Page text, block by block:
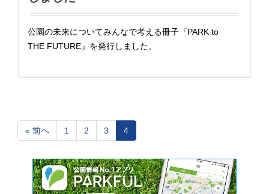
公園の未来についてみんなで考える冊子『PARK to
THE FUTURE』を発行しました。
« 前へ Page
1 Page
2 Page
3 4